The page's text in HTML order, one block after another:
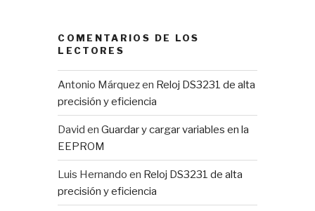
COMENTARIOS DE LOS
LECTORES
Antonio Márquezen Reloj DS3231 de alta
precisión y eficiencia
David enGuardar y cargar variables en la
EEPROM
Luis Hernando en Reloj DS3231 de alta
precisión y eficiencia